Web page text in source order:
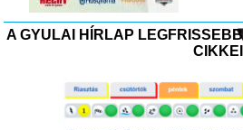
A GYULAI HÍRLAP LEGFRISSEBB
CIKKEI